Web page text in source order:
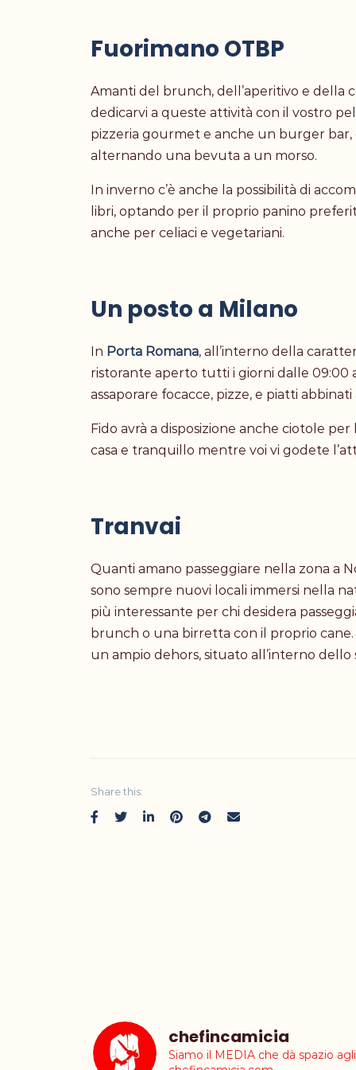
Fuorimano OTBP
Amanti del brunch, dell’aperitivo e della
dedicarvi a queste attività con il vostro
pizzeria gourmet e anche un burger
alternando una bevuta a un morso.
In inverno c’è anche la possibilità di
libri, optando per il proprio panino
anche per celiaci e vegetariani.
Un posto a Milano
In Porta Romana, all’interno della
ristorante aperto tutti i giorni dalle 09:00
assaporare focacce, pizze, e piatti
Fido avrà a disposizione anche ciotole
casa e tranquillo mentre voi vi godete
Tranvai
Quanti amano passeggiare nella zona a
sono sempre nuovi locali immersi nella
più interessante per chi desidera
brunch o una birretta con il proprio
un ampio dehors, situato all’interno dello
Share this:
chefincamicia
Siamo il MEDIA che dà spazio